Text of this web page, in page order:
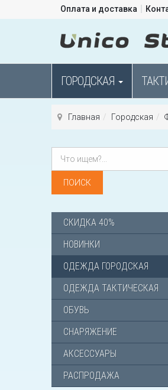
Оплата и доставка
ГОРОДСКАЯ
Главная Городская
СКИДКА 40%
НОВИНКИ
ОДЕЖДА ГОРОДСКАЯ
ОДЕЖДА ТАКТИЧЕСКАЯ
ОБУВЬ
СНАРЯЖЕНИЕ
АКСЕССУАРЫ
РАСПРОДАЖА